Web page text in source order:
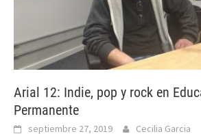
Arial 12: Indie, pop y rock en
Permanente
septiembre 27, 2019 Cecilia Garcia